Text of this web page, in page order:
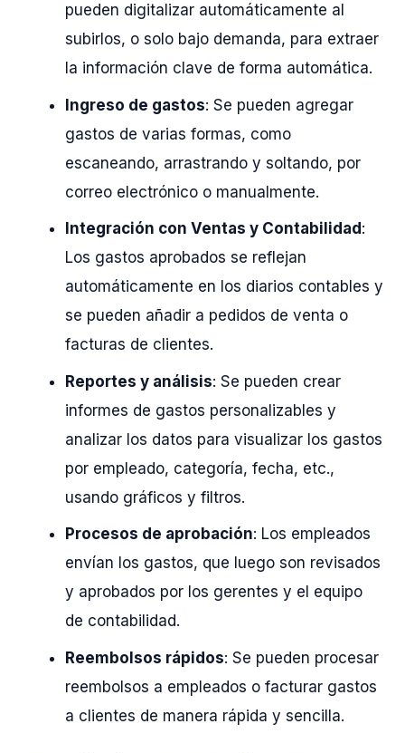
pueden digitalizar automáticamente al
subirlos, o solo bajo demanda, para extraer
la información clave de forma automática.
Ingreso de gastos: Se pueden agregar
gastos de varias formas, como
escaneando, arrastrando y soltando, por
correo electrónico o manualmente.
Integración con Ventas y Contabilidad :
Los gastos aprobados se reflejan
automáticamente en los diarios contables y
se pueden añadir a pedidos de venta o
facturas de clientes.
Reportes y análisis: Se pueden crear
informes de gastos personalizables y
analizar los datos para visualizar los gastos
por empleado, categoría, fecha, etc.,
usando gráficos y filtros.
Procesos de aprobación: Los empleados
envían los gastos, que luego son revisados
y aprobados por los gerentes y el equipo
de contabilidad.
Reembolsos rápidos: Se pueden procesar
reembolsos a empleados o facturar gastos
a clientes de manera rápida y sencilla.